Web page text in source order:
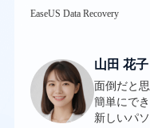
EaseUS Data Recovery
山田 花
面倒だと
簡単にで
新しいパ